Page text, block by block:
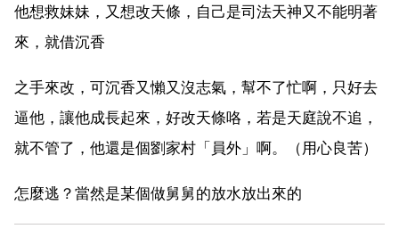
他想救妹妹，又想改天條，自己是司法天神又不能明著
來，就借沉香
之手來改，可沉香又懶又沒志氣，幫不了忙啊，只好去
逼他，讓他成長起來，好改天條咯，若是天庭說不追，
就不管了，他還是個劉家村「員外」啊。（用心良苦）
怎麼逃？當然是某個做舅舅的放水放出來的